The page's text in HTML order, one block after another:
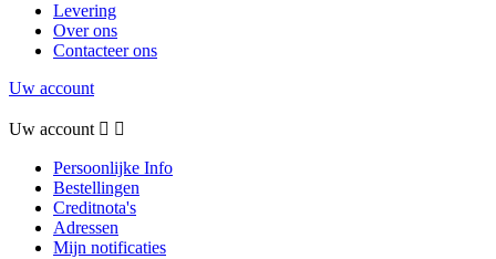
Levering
Over ons
Contacteer ons
Uw account
Uw account  
Persoonlijke Info
Bestellingen
Creditnota's
Adressen
Mijn notificaties